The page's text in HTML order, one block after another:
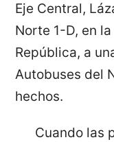
Eje Central,
Norte 1-D, en
República, a
Autobuses del
hechos.
Cuando las